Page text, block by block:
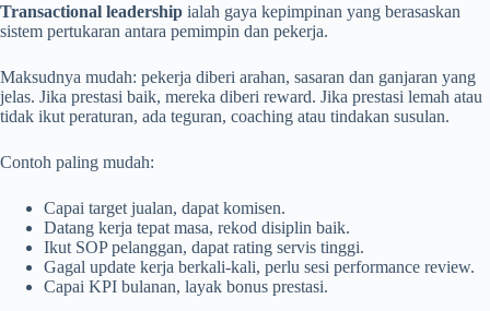
Transactional leadership ialah gaya kepimpinan yang berasaskan
sistem pertukaran antara pemimpin dan pekerja.
Maksudnya mudah: pekerja diberi arahan, sasaran dan ganjaran yang
jelas. Jika prestasi baik, mereka diberi reward. Jika prestasi lemah atau
tidak ikut peraturan, ada teguran, coaching atau tindakan susulan.
Contoh paling mudah:
Capai target jualan, dapat komisen.
Datang kerja tepat masa, rekod disiplin baik.
Ikut SOP pelanggan, dapat rating servis tinggi.
Gagal update kerja berkali-kali, perlu sesi performance review.
Capai KPI bulanan, layak bonus prestasi.